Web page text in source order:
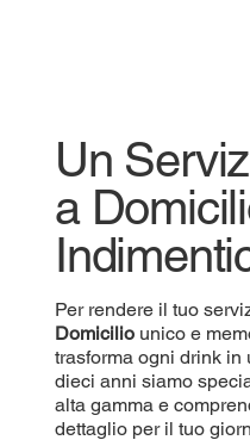
Un
a
Per rendere il tuo
Domicilio unico e
trasforma ogni drink in
dieci anni siamo
alta gamma e
dettaglio per il tuo